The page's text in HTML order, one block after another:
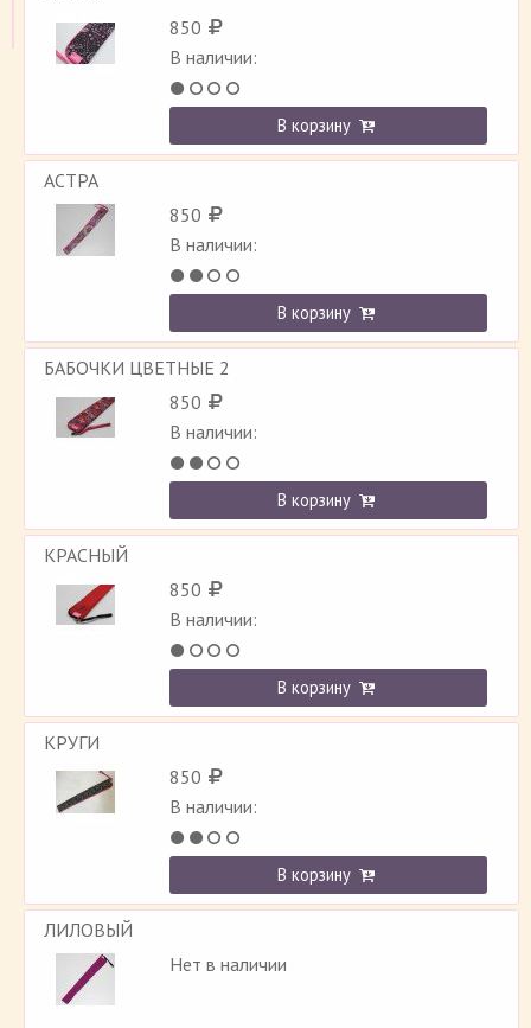
850
В наличии:
В корзину
АСТРА
850
В наличии:
В корзину
БАБОЧКИ ЦВЕТНЫЕ 2
850
В наличии:
В корзину
КРАСНЫЙ
850
В наличии:
В корзину
КРУГИ
850
В наличии:
В корзину
ЛИЛОВЫЙ
Нет в наличии